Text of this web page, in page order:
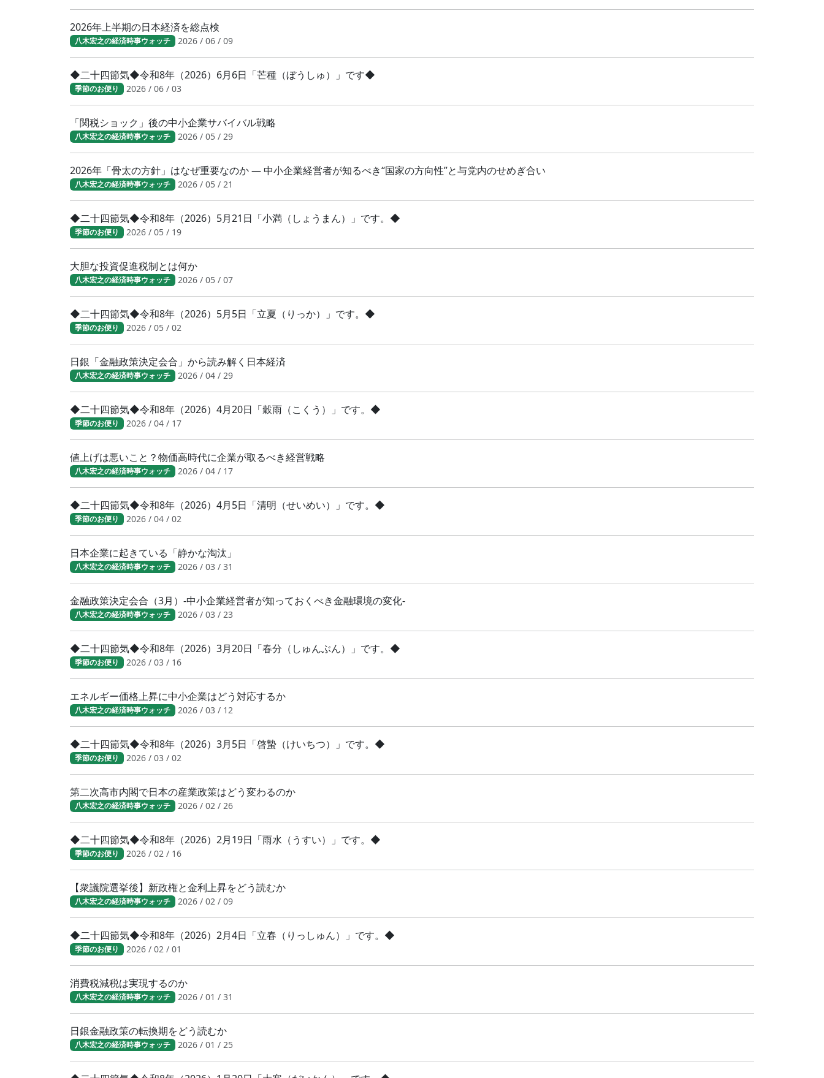
2026年上半期の日本経済を総点検
八木宏之の経済時事ウォッチ 2026 / 06 / 09
◆二十四節気◆令和8年（2026）6月6日「芒種（ぼうしゅ）」です◆
季節のお便り 2026 / 06 / 03
「関税ショック」後の中小企業サバイバル戦略
八木宏之の経済時事ウォッチ 2026 / 05 / 29
2026年「骨太の方針」はなぜ重要なのか ― 中小企業経営者が知るべき“国家の方向性”と与党内のせめぎ合い
八木宏之の経済時事ウォッチ 2026 / 05 / 21
◆二十四節気◆令和8年（2026）5月21日「小満（しょうまん）」です。◆
季節のお便り 2026 / 05 / 19
大胆な投資促進税制とは何か
八木宏之の経済時事ウォッチ 2026 / 05 / 07
◆二十四節気◆令和8年（2026）5月5日「立夏（りっか）」です。◆
季節のお便り 2026 / 05 / 02
日銀「金融政策決定会合」から読み解く日本経済
八木宏之の経済時事ウォッチ 2026 / 04 / 29
◆二十四節気◆令和8年（2026）4月20日「穀雨（こくう）」です。◆
季節のお便り 2026 / 04 / 17
値上げは悪いこと？物価高時代に企業が取るべき経営戦略
八木宏之の経済時事ウォッチ 2026 / 04 / 17
◆二十四節気◆令和8年（2026）4月5日「清明（せいめい）」です。◆
季節のお便り 2026 / 04 / 02
日本企業に起きている「静かな淘汰」
八木宏之の経済時事ウォッチ 2026 / 03 / 31
金融政策決定会合（3月）-中小企業経営者が知っておくべき金融環境の変化-
八木宏之の経済時事ウォッチ 2026 / 03 / 23
◆二十四節気◆令和8年（2026）3月20日「春分（しゅんぶん）」です。◆
季節のお便り 2026 / 03 / 16
エネルギー価格上昇に中小企業はどう対応するか
八木宏之の経済時事ウォッチ 2026 / 03 / 12
◆二十四節気◆令和8年（2026）3月5日「啓蟄（けいちつ）」です。◆
季節のお便り 2026 / 03 / 02
第二次高市内閣で日本の産業政策はどう変わるのか
八木宏之の経済時事ウォッチ 2026 / 02 / 26
◆二十四節気◆令和8年（2026）2月19日「雨水（うすい）」です。◆
季節のお便り 2026 / 02 / 16
【衆議院選挙後】新政権と金利上昇をどう読むか
八木宏之の経済時事ウォッチ 2026 / 02 / 09
◆二十四節気◆令和8年（2026）2月4日「立春（りっしゅん）」です。◆
季節のお便り 2026 / 02 / 01
消費税減税は実現するのか
八木宏之の経済時事ウォッチ 2026 / 01 / 31
日銀金融政策の転換期をどう読むか
八木宏之の経済時事ウォッチ 2026 / 01 / 25